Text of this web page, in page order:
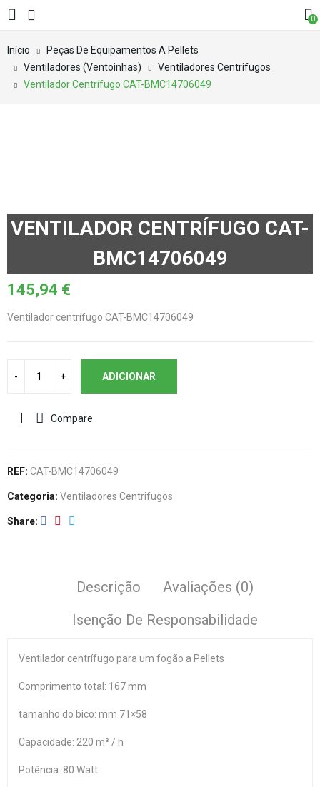
0
Início
Peças De Equipamentos A Pellets
Ventiladores (Ventoinhas)
Ventiladores Centrifugos
Ventilador Centrífugo CAT-BMC14706049
VENTILADOR CENTRÍFUGO CAT-
BMC14706049
145,94 €
Ventilador centrífugo CAT-BMC14706049
ADICIONAR
Compare
REF: CAT-BMC14706049
Categoria: Ventiladores Centrifugos
Share
Descrição
Avaliações (0)
Isenção De Responsabilidade
Ventilador centrífugo para um fogão a Pellets
Comprimento total: 167 mm
tamanho do bico: mm 71×58
Capacidade: 220 m³ / h
Potência: 80 Watt